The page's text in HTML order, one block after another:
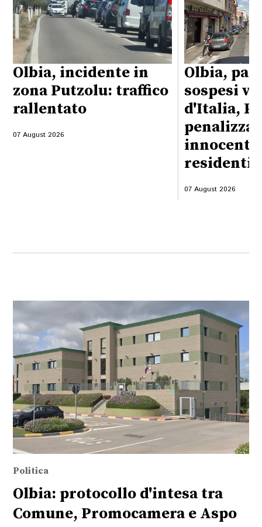
Olbia, incidente in
zona Putzolu: traffico
rallentato
07 August 2026
Olbia,
sospesi
d'Italia,
residenti
07 August 2026
Politica
Olbia: protocollo d'intesa tra
Comune, Promocamera e Aspo